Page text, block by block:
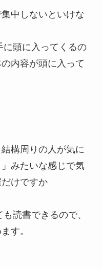
中しないといけな
に頭に入ってくるの
内容が頭に入って
構周りの人が気に
みたいな感じで気
けですか
読書できるので、
す。